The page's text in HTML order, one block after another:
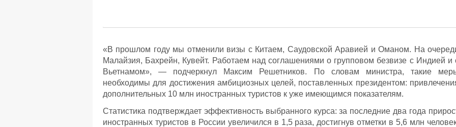
«В прошлом году мы отменили визы с Китаем, Саудовской Аравией и Оманом. На
Малайзия, Бахрейн, Кувейт. Работаем над соглашениями о групповом безвизе с Индией и
Вьетнамом», — подчеркнул Максим Решетников. По словам министра, такие
необходимы для достижения амбициозных целей, поставленных президентом:
дополнительных 10 млн иностранных туристов к уже имеющимся показателям.
Статистика подтверждает эффективность выбранного курса: за последние два года
иностранных туристов в России увеличился в 1,5 раза, достигнув отметки в 5,6 млн